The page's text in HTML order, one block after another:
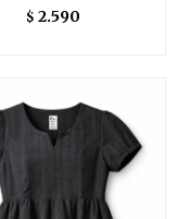
$ 2.590